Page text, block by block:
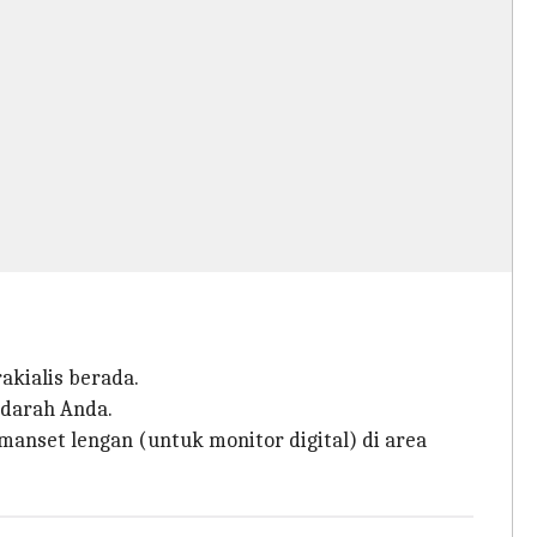
berada.
Anda.
lengan (untuk monitor digital) di area